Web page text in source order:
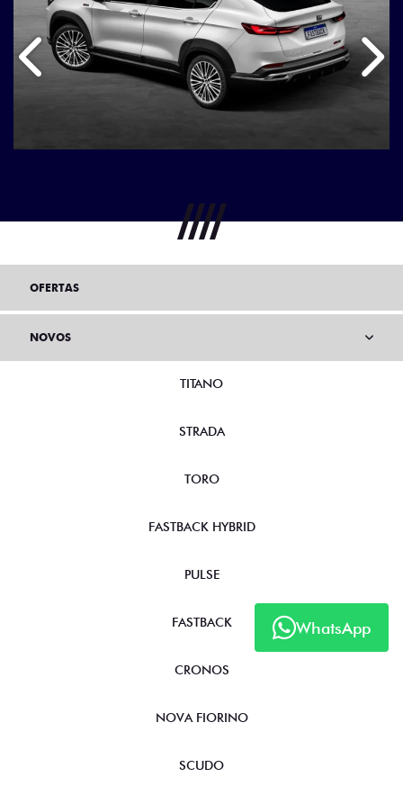
Anterior
WhatsApp
OFERTAS
NOVOS
TITANO
STRADA
TORO
FASTBACK HYBRID
PULSE
FASTBACK
CRONOS
NOVA FIORINO
SCUDO